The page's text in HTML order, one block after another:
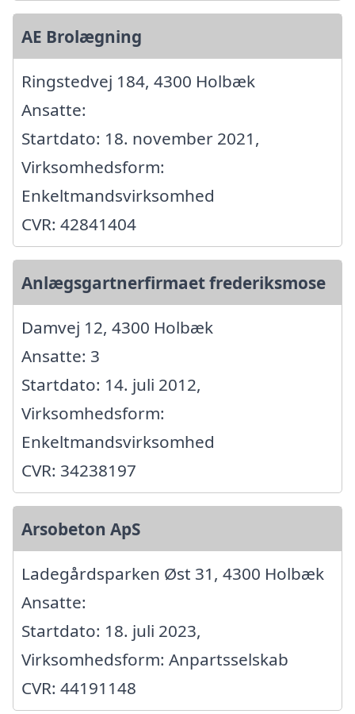
AE Brolægning
Ringstedvej 184, 4300 Holbæk
Ansatte:
Startdato: 18. november 2021,
Virksomhedsform:
Enkeltmandsvirksomhed
CVR: 42841404
Anlægsgartnerfirmaet frederiksmose
Damvej 12, 4300 Holbæk
Ansatte: 3
Startdato: 14. juli 2012,
Virksomhedsform:
Enkeltmandsvirksomhed
CVR: 34238197
Arsobeton ApS
Ladegårdsparken Øst 31, 4300 Holbæk
Ansatte:
Startdato: 18. juli 2023,
Virksomhedsform: Anpartsselskab
CVR: 44191148